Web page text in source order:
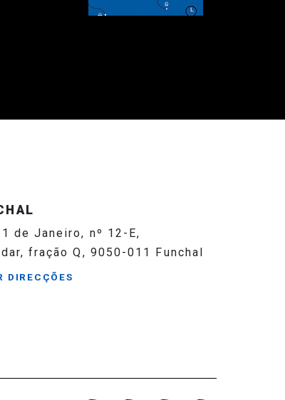
de Janeiro, nº 12-E,
fração Q, 9050-011 Funchal
DIRECÇÕES